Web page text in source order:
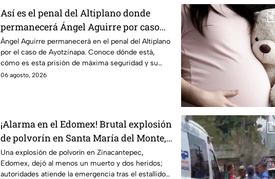
Así es el penal del Altiplano donde
permanecerá Ángel Aguirre por caso
Ayotzinapa
Ángel Aguirre permanecerá en el penal del Altiplano
por el caso de Ayotzinapa. Conoce dónde está,
cómo es esta prisión de máxima seguridad y su
historia.
06 agosto, 2026
¡Alarma en el Edomex! Brutal explosión
de polvorín en Santa María del Monte,
Zinacantepec; reportan al menos un
muerto y heridos
Una explosión de polvorín en Zinacantepec,
Edomex, dejó al menos un muerto y dos heridos;
autoridades atiende la emergencia tras el estallido